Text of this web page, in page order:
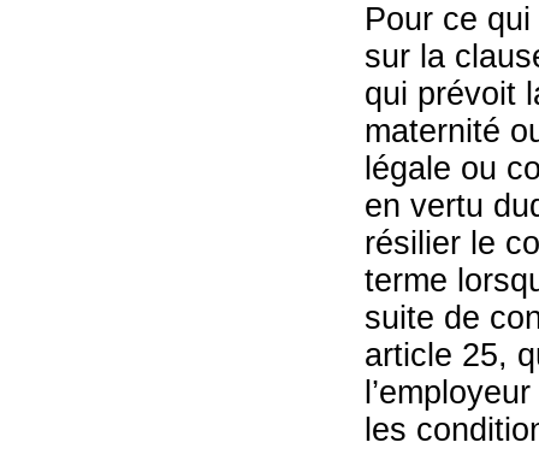
Pour ce
sur la
qui prévoit
maternité
légale ou
en vertu
résilier le
terme
suite de
article 25,
les